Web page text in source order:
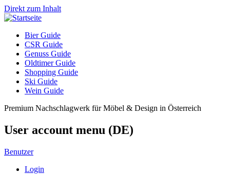
Direkt zum Inhalt
Bier Guide
CSR Guide
Genuss Guide
Oldtimer Guide
Shopping Guide
Ski Guide
Wein Guide
Premium Nachschlagwerk für Möbel & Design in Österreich
User account menu (DE)
Benutzer
Login